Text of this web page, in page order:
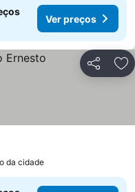
Ver preços
Partilhar
da cidade